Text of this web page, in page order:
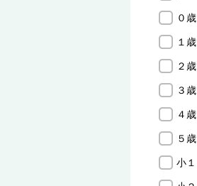
０歳
１歳
２歳
３歳
４歳
５歳
小１